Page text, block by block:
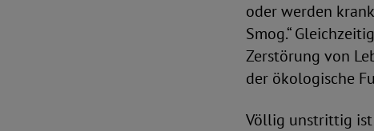
oder werden
Smog.“
Zerstörung von
der ökologische
Völlig unstrittig ist